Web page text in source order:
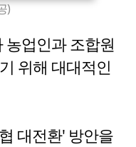
)
농업인과 조합원
위해 대대적인
대전환' 방안을